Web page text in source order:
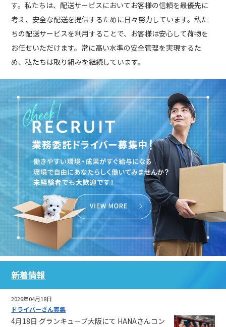
す。私たちは、配送サービスにおいてお客様の信頼を最優先に
考え、安全な配送を提供するために日々努力しています。私た
ちの配送サービスを利用することで、お客様は安心して荷物を
お任せいただけます。常に高い水準の安全管理を実現するた
め、私たちは取り組みを継続しています。
新着情報
2026年04月18日
ドライバーさん募集
4月18日 グランキューブ大阪にて HANAさんコン